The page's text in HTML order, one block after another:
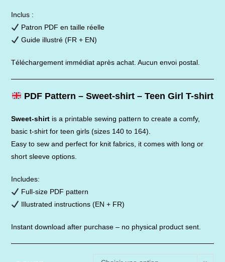
Inclus :
Patron PDF en taille réelle
Guide illustré (FR + EN)
Téléchargement immédiat après achat. Aucun envoi postal.
PDF Pattern – Sweet-shirt – Teen Girl T-shirt
Sweet-shirt is a printable sewing pattern to create a comfy,
basic t-shirt for teen girls (sizes 140 to 164).
Easy to sew and perfect for knit fabrics, it comes with long or
short sleeve options.
Includes:
Full-size PDF pattern
Illustrated instructions (EN + FR)
Instant download after purchase – no physical product sent.